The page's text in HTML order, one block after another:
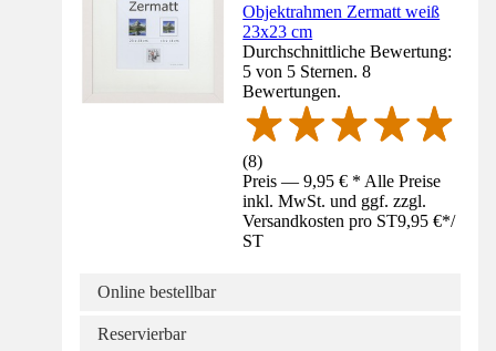
Objektrahmen Zermatt weiß
23x23 cm
Durchschnittliche Bewertung:
5 von 5 Sternen. 8
Bewertungen.
(8)
Preis — 9,95 € * Alle Preise
inkl. MwSt. und ggf. zzgl.
Versandkosten pro ST9,95 €*/
ST
Online bestellbar
Reservierbar